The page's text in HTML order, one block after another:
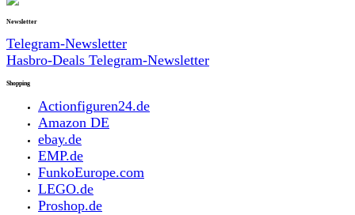
Newsletter
Telegram-Newsletter
Hasbro-Deals Telegram-Newsletter
Shopping
Actionfiguren24.de
Amazon DE
ebay.de
EMP.de
FunkoEurope.com
LEGO.de
Proshop.de